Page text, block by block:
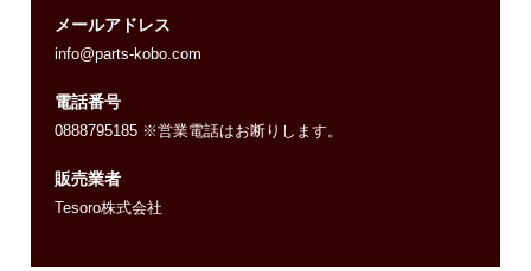
メールアドレス
info@parts-kobo.com
電話番号
0888795185 ※営業電話はお断りします。
販売業者
Tesoro株式会社